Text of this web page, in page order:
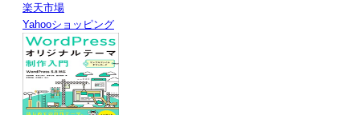
楽天市場
Yahooショッピング